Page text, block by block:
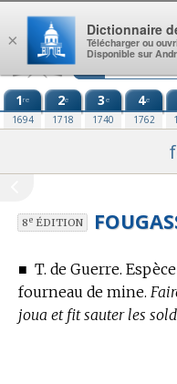
Aller au contenu
1re
1694
2e
1718
3e
1740
4e
1762
8eÉDITION
■ T. de Guerre.
fourneau de mine.
joua et fit sauter les
×
Dictionnaire
Télécharger ou
Disponible sur